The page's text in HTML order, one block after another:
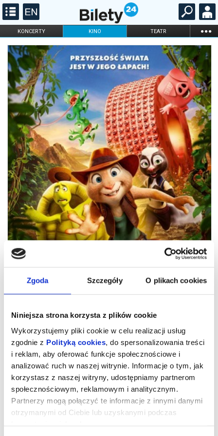
Zgoda Szczegóły O plikach cookies
Niniejsza strona korzysta z plików cookie
Wykorzystujemy pliki cookie w celu realizacji usług
zgodnie z Polityką cookies , do spersonalizowania treści
i reklam, aby oferować funkcje społecznościowe i
analizować ruch w naszej witrynie. Informacje o tym, jak
korzystasz z naszej witryny, udostępniamy partnerom
społecznościowym, reklamowym i analitycznym.
Partnerzy mogą połączyć te informacje z innymi danymi
otrzymanymi od Ciebie lub uzyskanymi podczas
KONCERTY KINO TEATR ...
FILHARMONIA OPERA I BALET
STAND-UP
DLA DZIECI
ONLINE KARNETY
KUROZAJĄC I ŚWIĄTYNIA
ŚWISTAKA - 2D DUB
Prod. Belgia/Francja 2026, animacja, 90 min
Jest to animowana komedia przygodowa o wyjątkowym